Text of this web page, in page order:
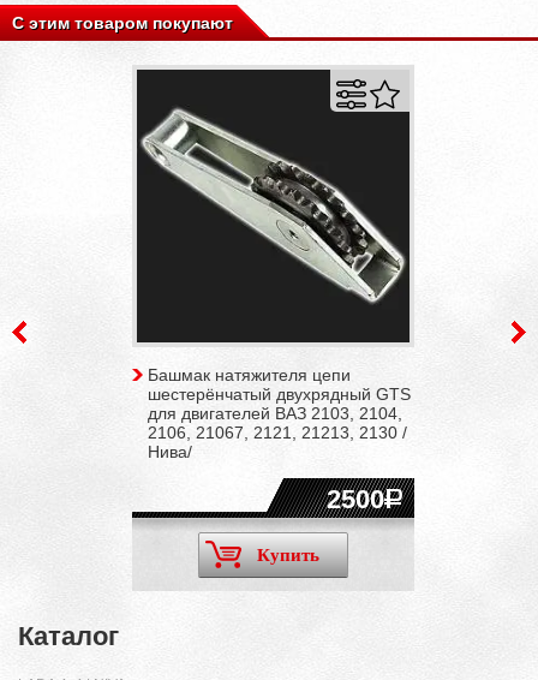
С этим товаром покупают
Башмак натяжителя цепи
шестерёнчатый двухрядный GTS
для двигателей ВАЗ 2103, 2104,
2106, 21067, 2121, 21213, 2130 /
Нива/
2500
Купить
Каталог